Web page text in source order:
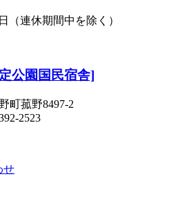
（連休期間中を除く）
町菰野8497-2
2523
せ